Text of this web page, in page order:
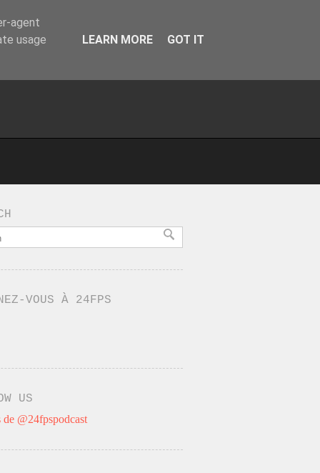
VOUS À 24FPS
US
de @24fpspodcast
agent
usage
LEARN MORE GOT IT